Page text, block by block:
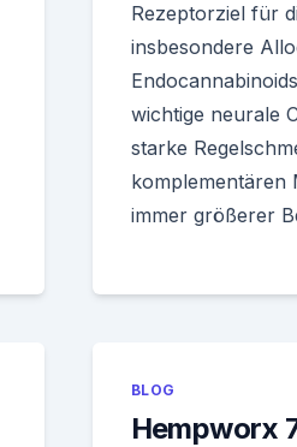
Rezeptorziel für
insbesondere
wichtige neurale
starke
komplementären
immer größerer
BLOG
Hempworx